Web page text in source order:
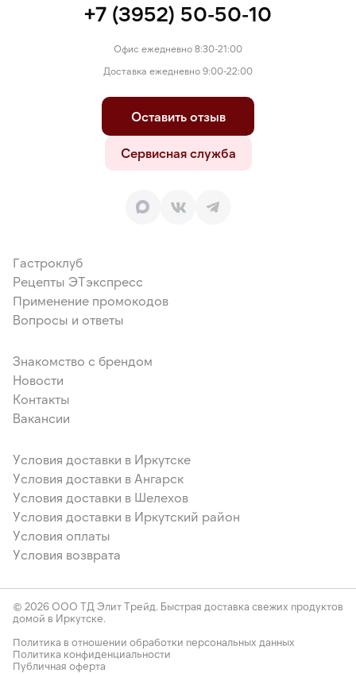
+7 (3952) 50-50-10
Офис ежедневно 8:30-21:00
Доставка ежедневно 9:00-22:00
Оставить отзыв
Сервисная служба
Гастроклуб
Рецепты ЭТэкспресс
Применение промокодов
Вопросы и ответы
Знакомство с брендом
Новости
Контакты
Вакансии
Условия доставки в Иркутске
Условия доставки в Ангарск
Условия доставки в Шелехов
Условия доставки в Иркутский район
Условия оплаты
Условия возврата
© 2026 ООО ТД Элит Трейд. Быстрая доставка свежих продуктов
домой в Иркутске.
Политика в отношении обработки персональных данных
Политика конфиденциальности
Публичная оферта